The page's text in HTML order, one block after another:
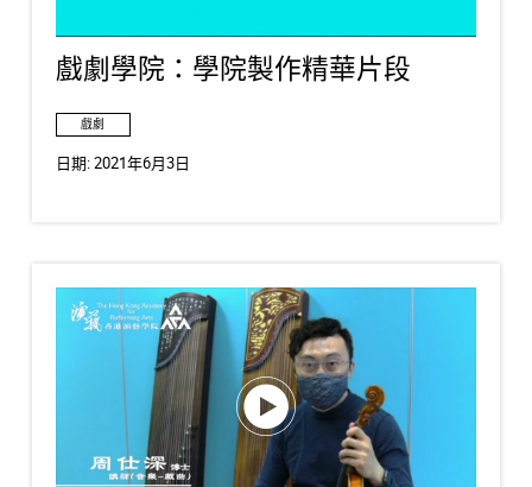
戲劇學院：學院製作精華片段
戲劇
日期:2021年6月3日